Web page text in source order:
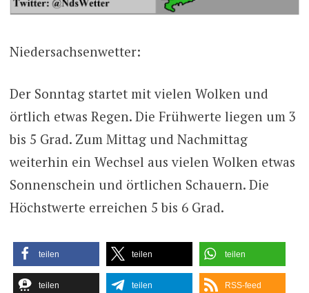
Niedersachsenwetter:
Der Sonntag startet mit vielen Wolken und
örtlich etwas Regen. Die Frühwerte liegen um 3
bis 5 Grad. Zum Mittag und Nachmittag
weiterhin ein Wechsel aus vielen Wolken etwas
Sonnenschein und örtlichen Schauern. Die
Höchstwerte erreichen 5 bis 6 Grad.
teilen teilen teilen
teilen teilen RSS-feed